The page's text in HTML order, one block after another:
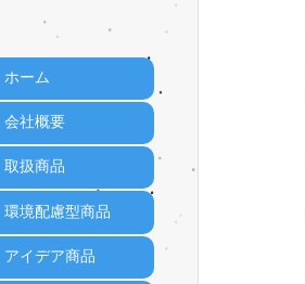
ホーム
会社概要
取扱商品
環境配慮型商品
アイデア商品